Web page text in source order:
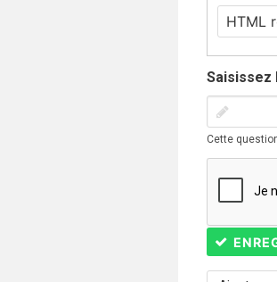
Saisissez
Cette